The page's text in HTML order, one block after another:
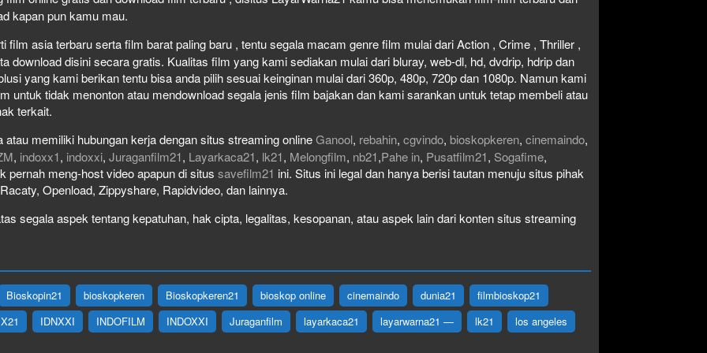
kapan pun kamu mau.
film asia terbaru serta film barat paling baru , tentu segala macam genre film mulai dari Action , Crime , Thriller ,
download disini secara gratis. Kualitas film yang kami sediakan mulai dari bluray, web-dl, hd, dvdrip, hdrip dan
yang kami berikan tentu bisa anda pilih sesuai keinginan mulai dari 360p, 480p, 720p dan 1080p. Namun kami
untuk tidak menonton atau mendownload segala jenis film bajakan dan kami sarankan untuk tetap membeli atau
terkait.
memiliki hubungan kerja dengan situs streaming onlineGanool, rebahin, cgvindo, bioskopkeren, cinemaindo,
, indoxx1, indoxxi, Juraganfilm21, Layarkaca21, lk21, Melongfilm, nb21,Pahe in, Pusatfilm21, Sogafime,
pernah meng-host video apapun di situs savefilm21 ini. Situs ini legal dan hanya berisi tautan menuju situs pihak
Openload, Zippyshare, Rapidvideo, dan lainnya.
segala aspek tentang kepatuhan, hak cipta, legalitas, kesopanan, atau aspek lain dari konten situs streaming
Bioskopin21 bioskopkeren Bioskopkeren21 bioskop online cinemaindo dunia21
filmbioskop21
IDNXXI INDOFILM INDOXXI Juraganfilm layarkaca21 layarwarna21 — lk21 los angeles